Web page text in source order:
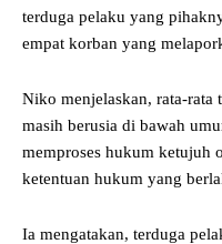
terduga pelaku yang
empat korban yang
Niko menjelaskan, rata-rata
masih berusia di bawah
memproses hukum ketujuh
ketentuan hukum yang
Ia mengatakan, terduga